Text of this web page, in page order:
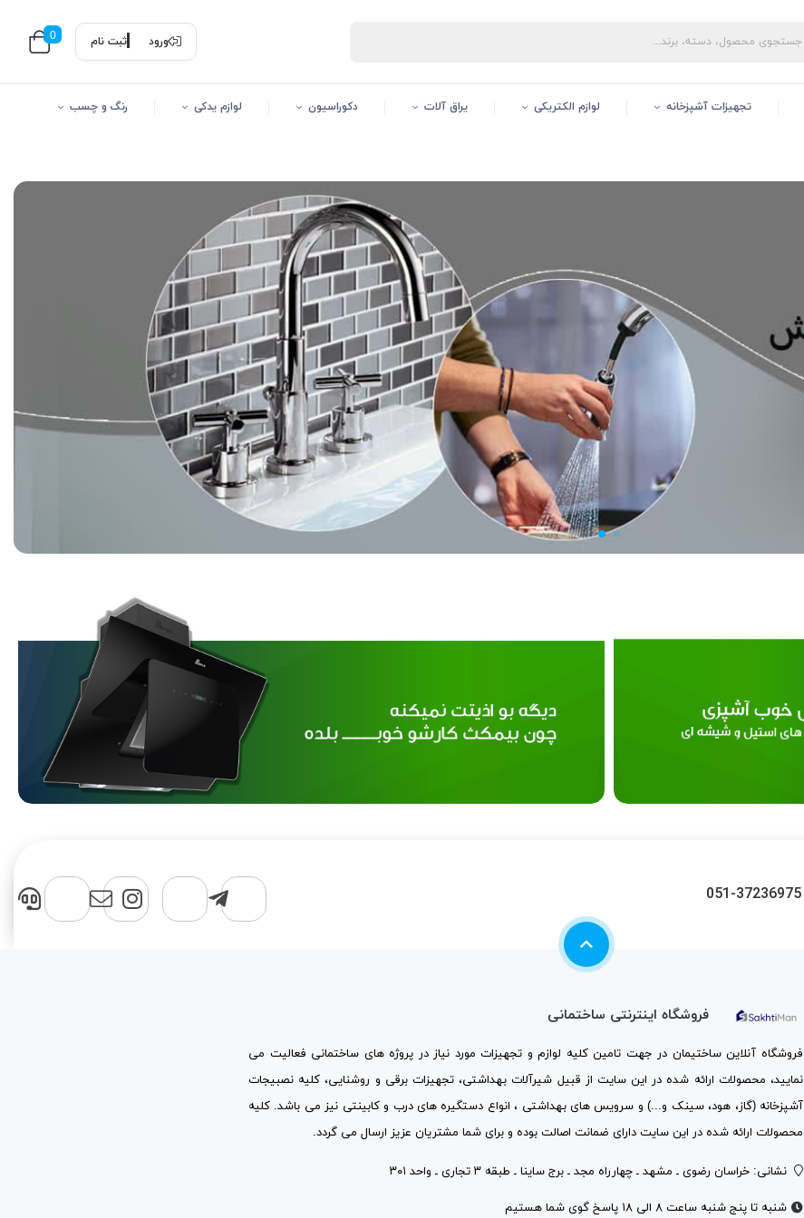
ورود ثبت نام 0
تجهیزات آشپزخانه لوازم الکتریکی یراق آلات دکوراسیون لوازم یدکی رنگ و چسب
051-37236975
فروشگاه اینترنتی ساختمانی
فروشگاه آنلاین ساختیمان در جهت تامین کلیه لوازم و تجهیزات مورد نیاز در پروژه های ساختمانی فعالیت می
نمایید، محصولات ارائه شده در این سایت از قبیل شیرآلات بهداشتی، تجهیزات برقی و روشنایی، کلیه نصبیجات
آشپزخانه (گاز، هود، سینک و...) و سرویس های بهداشتی ، انواع دستگیره های درب و کابینتی نیز می باشد. کلیه
محصولات ارائه شده در این سایت دارای ضمانت اصالت بوده و برای شما مشتریان عزیز ارسال می گردد.
نشانی: خراسان رضوی ـ مشهد ـ چهارراه مجد ـ برج ساینا ـ طبقه ۳ تجاری ـ واحد ۳۰۱
شنبه تا پنج شنبه ساعت ۸ الی ۱۸ پاسخ گوی شما هستیم